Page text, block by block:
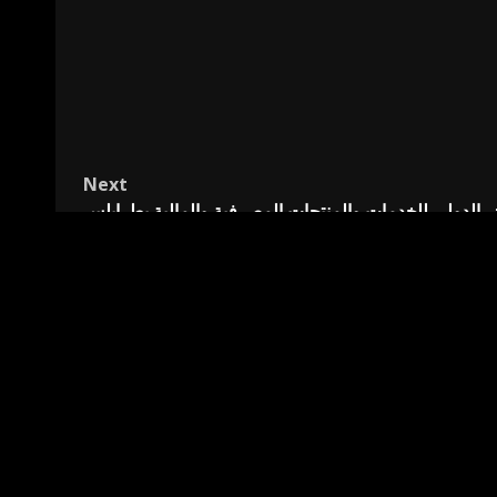
Next
للخدمات والمنتجات المصرفية والمالية بطرابلس